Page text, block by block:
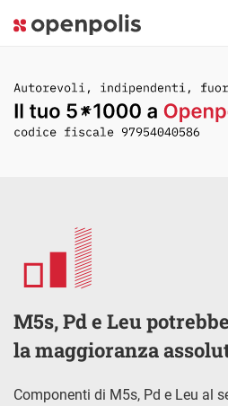
M5s, Pd e Leu
la maggioranza
Componenti di M5s, Pd e Leu al